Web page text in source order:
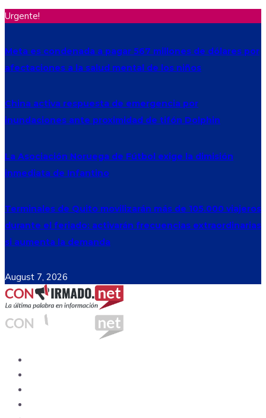
Urgente!
Meta es condenada a pagar 567 millones de dólares por
afectaciones a la salud mental de los niños
China activa respuesta de emergencia por
inundaciones ante proximidad de tifón Dolphin
La Asociación Noruega de Fútbol exige la dimisión
inmediata de Infantino
Terminales de Quito movilizarán más de 105.000 viajeros
durante el feriado: activarán frecuencias extraordinarias
si aumenta la demanda
August 7, 2026